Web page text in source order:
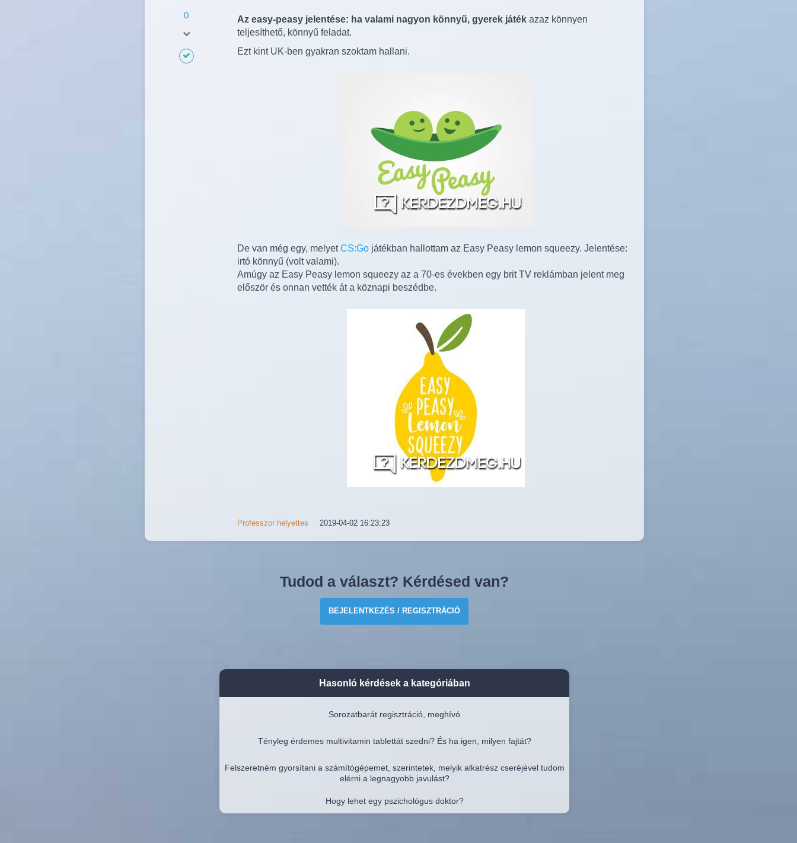
0 Az easy-peasy jelentése: ha valami nagyon könnyű, gyerek játék azaz könnyen
teljesíthető, könnyű feladat.
Ezt kint UK-ben gyakran szoktam hallani.
De van még egy, melyetCS:Gojátékban hallottam az Easy Peasy lemon squeezy. Jelentése:
irtó könnyű (volt valami).
Amúgy az Easy Peasy lemon squeezy az a 70-es években egy brit TV reklámban jelent meg
először és onnan vették át a köznapi beszédbe.
Professzor helyettes 2019-04-02 16:23:23
Tudod a választ? Kérdésed van?
BEJELENTKEZÉS / REGISZTRÁCIÓ
Hasonló kérdések a kategóriában
Sorozatbarát regisztráció, meghívó
Tényleg érdemes multivitamin tablettát szedni? És ha igen, milyen fajtát?
Felszeretném gyorsítani a számítógépemet, szerintetek, melyik alkatrész cseréjével tudom
elérni a legnagyobb javulást?
Hogy lehet egy pszichológus doktor?